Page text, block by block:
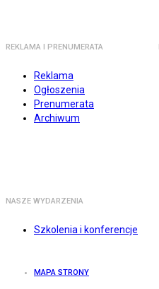
REKLAMA I PRENUMERATA
Reklama
Ogłoszenia
Prenumerata
Archiwum
NASZE WYDARZENIA
Szkolenia i konferencje
MAPA STRONY